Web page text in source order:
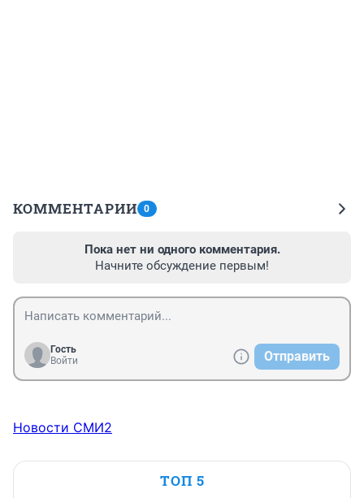
КОММЕНТАРИИ 0
Пока нет ни одного комментария.
Начните обсуждение первым!
Гость
Войти
Отправить
Новости СМИ2
ТОП 5